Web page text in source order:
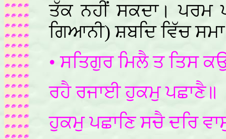
ਤੱਕ ਨਹੀਂ ਸਕਦਾ। ਪਰਮ
ਗਿਆਨੀ) ਸ਼ਬਦਿ ਵਿੱਚ
• ਸਤਿਗੁਰ ਮਿਲੈ ਤ ਤਿਸ
ਰਹੈ ਰਜਾਈ ਹੁਕਮੁ ਪਛਾਣੈ॥
ਹੁਕਮੁ ਪਛਾਣਿ ਸਚੈ ਦਰਿ